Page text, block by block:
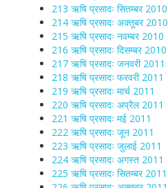
213 ऋषि प्रसादः सितम्बर 2010
214 ऋषि प्रसादः अक्तूबर 2010
215 ऋषि प्रसादः नवम्बर 2010
216 ऋषि प्रसादः दिसम्बर 2010
217 ऋषि प्रसादः जनवरी 2011
218 ऋषि प्रसादः फरवरी 2011
219 ऋषि प्रसादः मार्च 2011
220 ऋषि प्रसादः अप्रैल 2011
221 ऋषि प्रसादः मई 2011
222 ऋषि प्रसादः जून 2011
223 ऋषि प्रसादः जुलाई 2011
224 ऋषि प्रसादः अगस्त 2011
225 ऋषि प्रसादः सितम्बर 2011